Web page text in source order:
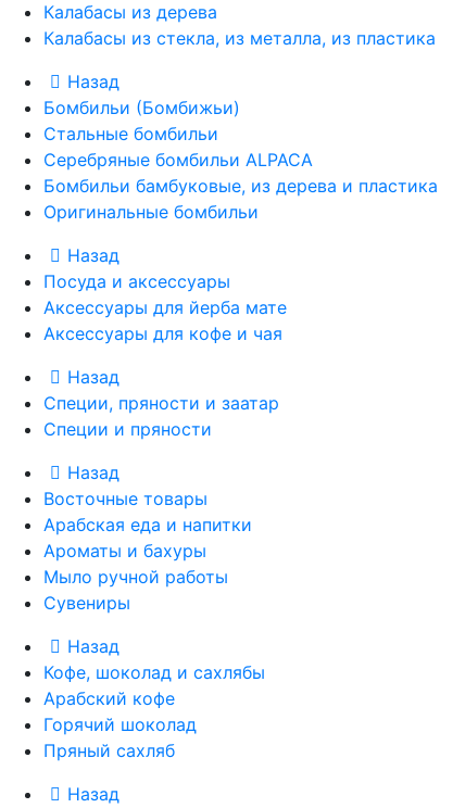
Калабасы из дерева
Калабасы из стекла, из металла, из пластика
Назад
Бомбильи (Бомбижьи)
Стальные бомбильи
Серебряные бомбильи ALPACA
Бомбильи бамбуковые, из дерева и пластика
Оригинальные бомбильи
Назад
Посуда и аксессуары
Аксессуары для йерба мате
Аксессуары для кофе и чая
Назад
Специи, пряности и заатар
Специи и пряности
Назад
Восточные товары
Арабская еда и напитки
Ароматы и бахуры
Мыло ручной работы
Сувениры
Назад
Кофе, шоколад и сахлябы
Арабский кофе
Горячий шоколад
Пряный сахляб
Назад